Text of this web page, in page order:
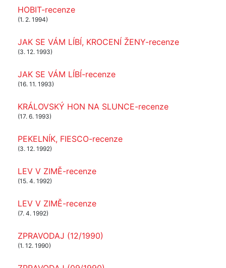
HOBIT-recenze
(1. 2. 1994)
JAK SE VÁM LÍBÍ, KROCENÍ ŽENY-recenze
(3. 12. 1993)
JAK SE VÁM LÍBÍ-recenze
(16. 11. 1993)
KRÁLOVSKÝ HON NA SLUNCE-recenze
(17. 6. 1993)
PEKELNÍK, FIESCO-recenze
(3. 12. 1992)
LEV V ZIMĚ-recenze
(15. 4. 1992)
LEV V ZIMĚ-recenze
(7. 4. 1992)
ZPRAVODAJ (12/1990)
(1. 12. 1990)